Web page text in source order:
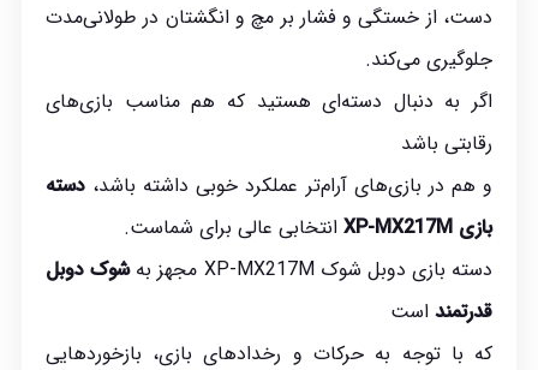
دست، از خستگی و فشار بر مچ و انگشتان در طولانی‌مدت
جلوگیری می‌کند.
اگر به دنبال دسته‌ای هستید که هم مناسب بازی‌های
رقابتی باشد
و هم در بازی‌های آرام‌تر عملکرد خوبی داشته باشد،دسته
بازی XP-MX217M
انتخابی عالی برای شماست.
دسته بازی دوبل شوک XP-MX217M مجهز به
شوک دوبل
قدرتمنداست
که با توجه به حرکات و رخدادهای بازی، بازخوردهایی